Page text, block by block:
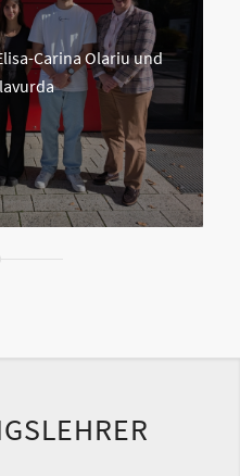
Carina Olariu und